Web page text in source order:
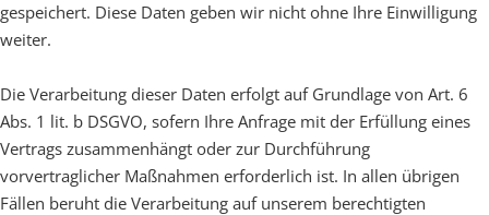
gespeichert. Diese Daten geben wir nicht ohne Ihre Einwilligung
weiter.
Die Verarbeitung dieser Daten erfolgt auf Grundlage von Art. 6
Abs. 1 lit. b DSGVO, sofern Ihre Anfrage mit der Erfüllung eines
Vertrags zusammenhängt oder zur Durchführung
vorvertraglicher Maßnahmen erforderlich ist. In allen übrigen
Fällen beruht die Verarbeitung auf unserem berechtigten